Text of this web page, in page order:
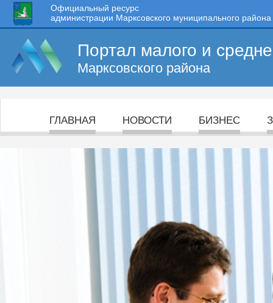
Официальный ресурс
администрации Марксовского муниципального района
Портал малого и
Марксовского района
ГЛАВНАЯ НОВОСТИ БИЗНЕС